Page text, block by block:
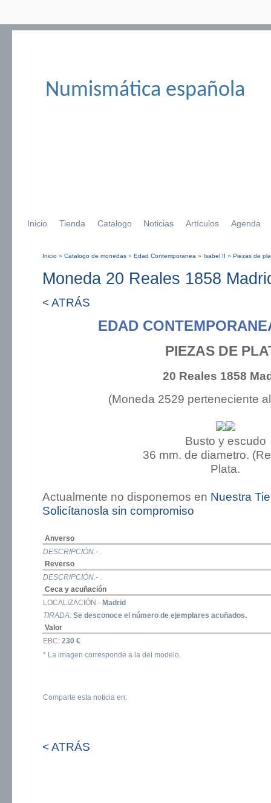
Numismática española
Inicio Tienda Catalogo Noticias Artículos Agenda
Inicio » Catalogo de monedas » Edad Contemporanea » Isabel II » Piezas de
Moneda 20 Reales 1858
< ATRÁS
EDAD
PIEZAS DE
20 Reales 1858
(Moneda 2529 perteneciente
Busto y escudo
36 mm. de diametro.
Plata.
Actualmente no disponemos en Nuestra
Solicítanosla sin compromiso
Anverso
DESCRIPCIÓN.- .
Reverso
DESCRIPCIÓN.- .
Ceca y acuñación
LOCALIZACIÓN.- Madrid
TIRADA: Se desconoce el número de ejemplares acuñados.
Valor
EBC: 230 €
* La imagen corresponde a la del modelo.
Comparte esta noticia en:
< ATRÁS